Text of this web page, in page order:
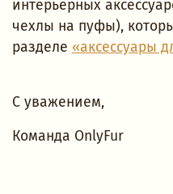
интерьерных
чехлы на пуфы),
разделе «аксессуары
С уважением,
Команда OnlyFur